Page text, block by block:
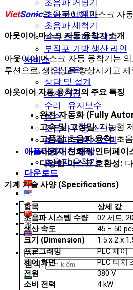
초음파 납땜기
초음파 세척기
금속 초음파 용착기
부직포 가방 생산 라인
서비스
기업 교육
상담 및 설계
기계 가공
수리 · 유지보수
방수
초음파 진동 스크린
초음파 코팅 시스템
애플리케이션 영상
초음파 용착기
다운로드
검색:
VietSonic의 아웃이어 마스크 자
아웃이어 마스크 자동 융착기 소개
아웃이어 마스크 자동 융착기는
루션으로, 생산성을 향상시키고
아웃이어 자동 융착기의 주요 특징
완전 자동화 (Fully
고속 및 고정밀:지능형
고품질 초음파 융착:초
사용자 친화적 인터페이
다양한 마스크 호환성:
기계 기술 사양 (Specifications)
항목
상세 값
초음파 시스템 수량
02 세트,
생산 속도
45 – 50
크기 (Dimension)
1.5 x 2 x
프로그래밍
PLC 제어
제어 화면
PLC 터치
전원
380 V
소비 전력
4 kW